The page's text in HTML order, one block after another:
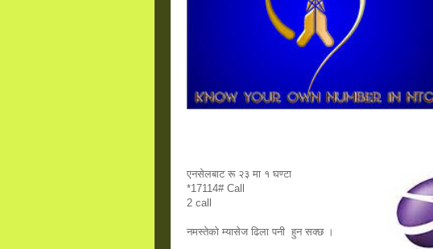
एनसेलबाट रू २३ मा १ घण्टा
*17114# Call
2 call
नमस्तेकाे म्यासेज ढिला पनी  हुन सक्छ ।